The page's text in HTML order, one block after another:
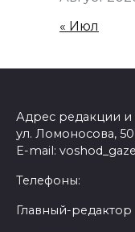
« Июл
Адрес редакции и
ул. Ломоносова, 50
E-mail:
Телефоны:
Главный-